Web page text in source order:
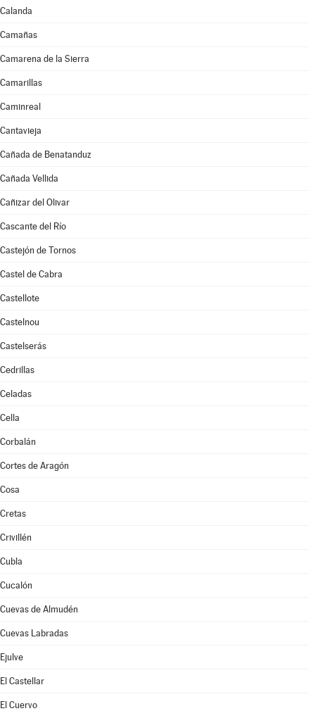
Calanda
Camañas
Camarena de la Sierra
Camarillas
Caminreal
Cantavieja
Cañada de Benatanduz
Cañada Vellida
Cañizar del Olivar
Cascante del Río
Castejón de Tornos
Castel de Cabra
Castellote
Castelnou
Castelserás
Cedrillas
Celadas
Cella
Corbalán
Cortes de Aragón
Cosa
Cretas
Crivillén
Cubla
Cucalón
Cuevas de Almudén
Cuevas Labradas
Ejulve
El Castellar
El Cuervo